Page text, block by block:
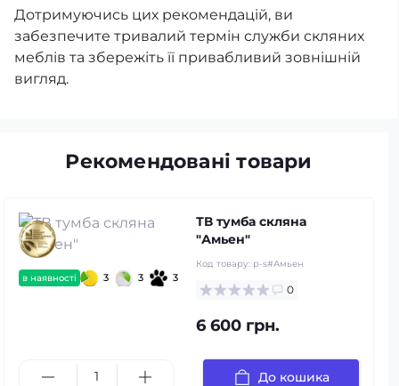
Дотримуючись цих рекомендацій, ви
забезпечите тривалий термін служби скляних
меблів та збережіть її привабливий зовнішній
вигляд.
Рекомендовані товари
в наявності 3 3 3
ТВ тумба скляна
"Амьен"
Код товару: p-s#Амьен
0
6 600 грн.
До кошика